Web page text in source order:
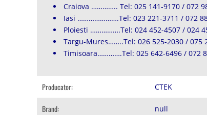
Craiova ………….. Tel: 025 141-9170 / 072
Iasi ………………….Tel: 023 221-3711 / 072
Ploiesti …………….Tel: 024 452-4507 / 024
Targu-Mures……..Tel: 026 525-2030 / 075
Timisoara………….Tel: 025 642-6496 / 072
Producator: CTEK
Brand: null